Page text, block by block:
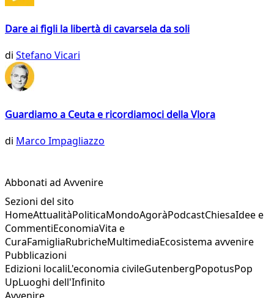
Dare ai figli la libertà di cavarsela da soli
di Stefano Vicari
Guardiamo a Ceuta e ricordiamoci della Vlora
di Marco Impagliazzo
Abbonati ad Avvenire
Sezioni del sito
HomeAttualitàPoliticaMondoAgoràPodcastChiesaIdee e
CommentiEconomiaVita e
CuraFamigliaRubricheMultimediaEcosistema avvenire
Pubblicazioni
Edizioni localiL'economia civileGutenbergPopotusPop
UpLuoghi dell'Infinito